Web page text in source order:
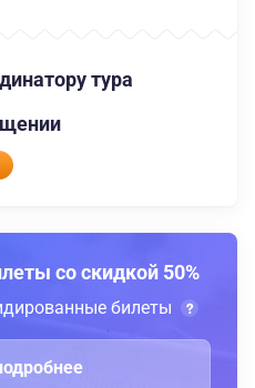
тура
со скидкой 50%
билеты